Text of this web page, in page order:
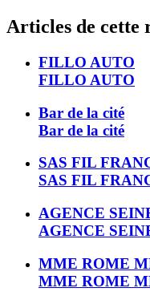
Articles de cette
FILLO AUTO
FILLO AUTO
Bar de la cité
Bar de la cité
SAS FIL
SAS FIL
AGENCE
AGENCE
MME ROME
MME ROME